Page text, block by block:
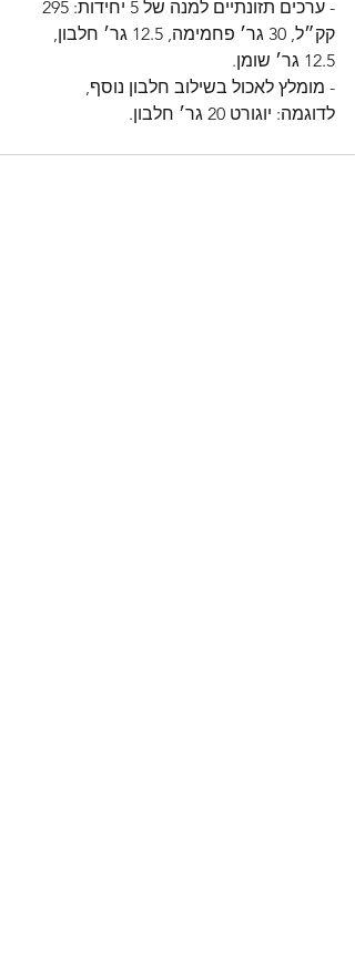
קק״ל, 30 גר׳ פחמימה, 12.5 גר׳ חלבון,
12.5 גר׳ שומן.
- מומלץ לאכול בשילוב חלבון נוסף,
לדוגמה: יוגורט 20 גר׳ חלבון.